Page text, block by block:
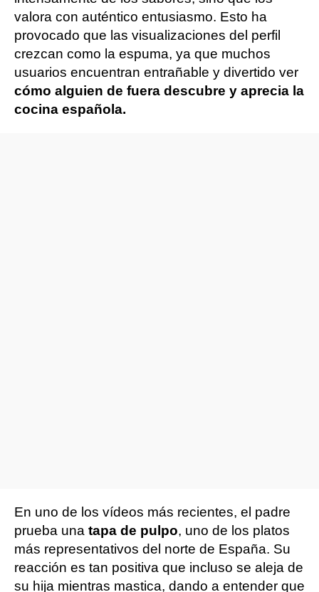
valora con auténtico entusiasmo. Esto ha
provocado que las visualizaciones del perfil
crezcan como la espuma, ya que muchos
usuarios encuentran entrañable y divertido ver
cómo alguien de fuera descubre y aprecia la
cocina española.
En uno de los vídeos más recientes, el padre
prueba una tapa de pulpo, uno de los platos
más representativos del norte de España. Su
reacción es tan positiva que incluso se aleja de
su hija mientras mastica, dando a entender que